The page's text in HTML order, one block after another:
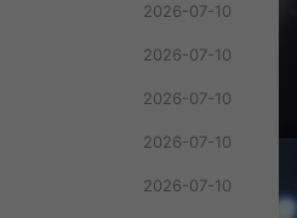
2026-07-10
2026-07-10
2026-07-10
2026-07-10
2026-07-10